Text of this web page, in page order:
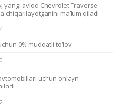
yangi avlod Chevrolet Traverse
chiqarilayotganini ma’lum qiladi
0% muddatli to‘lov!
uchun onlayn